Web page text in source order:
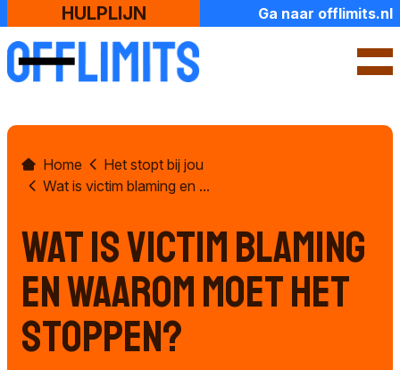
HULPLIJN Ga naar offlimits.nl
Over ons
Ik zoek hulp
Check jouw situatie
Naar de politie
Home
Het stopt bij jou
Wat is victim blaming en ...
Wat is victim blaming
en waarom moet het
stoppen?